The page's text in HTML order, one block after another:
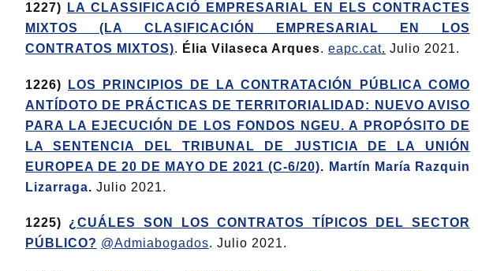
1227)
LA CLASSIFICACIÓ EMPRESARIAL EN ELS CONTRACTES
MIXTOS (LA CLASIFICACIÓN EMPRESARIAL EN LOS
CONTRATOS MIXTOS). Élia Vilaseca Arques. eapc.cat. Julio 2021.
1226)
LOS PRINCIPIOS DE LA CONTRATACIÓN PÚBLICA COMO
ANTÍDOTO DE PRÁCTICAS DE TERRITORIALIDAD: NUEVO AVISO
PARA LA EJECUCIÓN DE LOS FONDOS NGEU. A PROPÓSITO DE
LA SENTENCIA DEL TRIBUNAL DE JUSTICIA DE LA UNIÓN
EUROPEA DE 20 DE MAYO DE 2021 (C-6/20). Martín María Razquin
Lizarraga. Julio 2021.
1225) ¿CUÁLES SON LOS CONTRATOS TÍPICOS DEL SECTOR
PÚBLICO? @Admiabogados. Julio 2021.